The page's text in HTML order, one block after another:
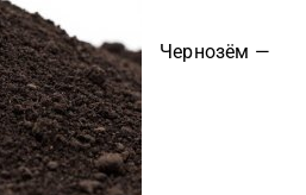
Чернозём —